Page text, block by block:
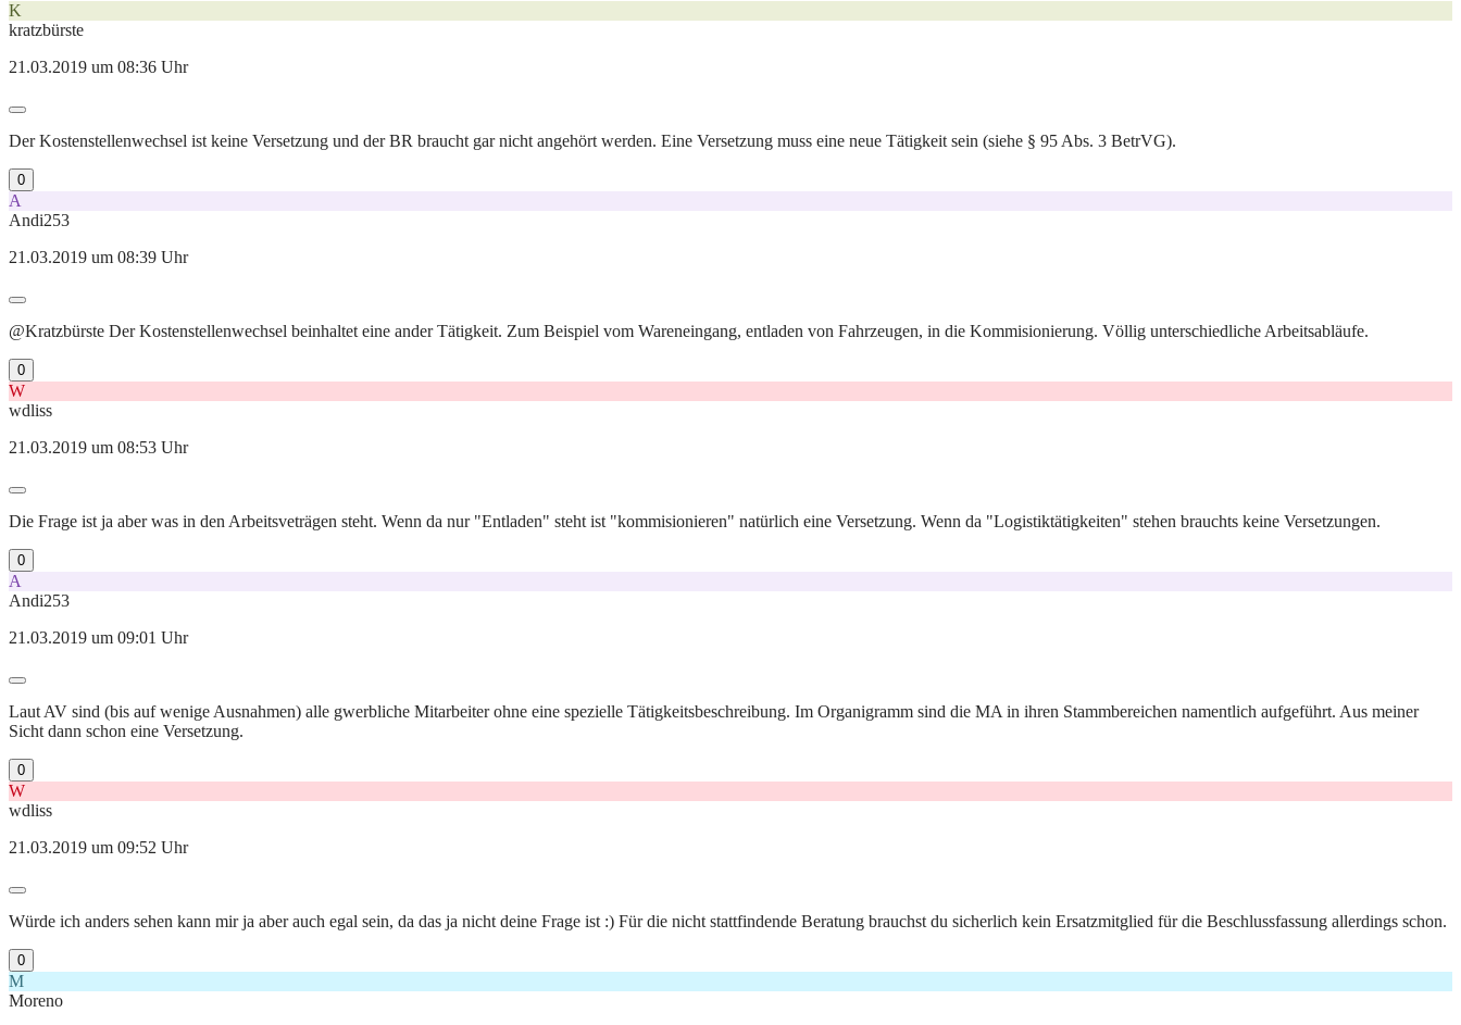
K
kratzbürste
21.03.2019 um 08:36 Uhr
Der Kostenstellenwechsel ist keine Versetzung und der BR braucht gar nicht angehört werden. Eine Versetzung muss eine neue Tätigkeit sein (siehe § 95 Abs. 3 BetrVG).
0
A
Andi253
21.03.2019 um 08:39 Uhr
@Kratzbürste Der Kostenstellenwechsel beinhaltet eine ander Tätigkeit. Zum Beispiel vom Wareneingang, entladen von Fahrzeugen, in die Kommisionierung. Völlig unterschiedliche Arbeitsabläufe.
0
W
wdliss
21.03.2019 um 08:53 Uhr
Die Frage ist ja aber was in den Arbeitsveträgen steht. Wenn da nur "Entladen" steht ist "kommisionieren" natürlich eine Versetzung. Wenn da "Logistiktätigkeiten" stehen brauchts keine Versetzungen.
0
A
Andi253
21.03.2019 um 09:01 Uhr
Laut AV sind (bis auf wenige Ausnahmen) alle gwerbliche Mitarbeiter ohne eine spezielle Tätigkeitsbeschreibung. Im Organigramm sind die MA in ihren Stammbereichen namentlich aufgeführt. Aus meiner
Sicht dann schon eine Versetzung.
0
W
wdliss
21.03.2019 um 09:52 Uhr
Würde ich anders sehen kann mir ja aber auch egal sein, da das ja nicht deine Frage ist :) Für die nicht stattfindende Beratung brauchst du sicherlich kein Ersatzmitglied für die Beschlussfassung allerdings schon.
0
M
Moreno